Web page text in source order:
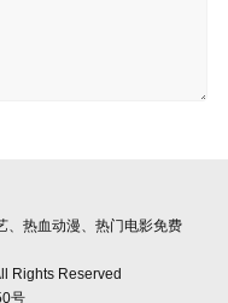
、热血动漫、热门电影免费
Rights Reserved
号